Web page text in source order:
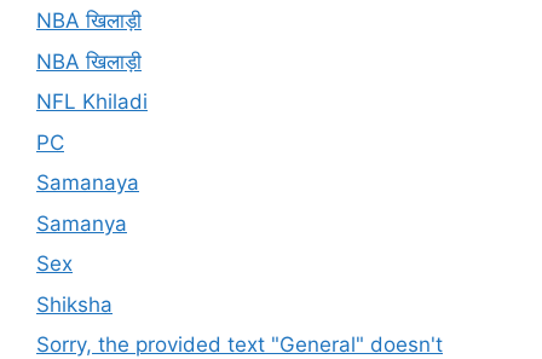
NBA खिलाड़ी
NBA खिलाड़ी
NFL Khiladi
PC
Samanaya
Samanya
Sex
Shiksha
Sorry, the provided text "General" doesn't